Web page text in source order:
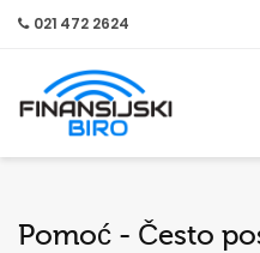
021 472 2624
Pomoć - Često